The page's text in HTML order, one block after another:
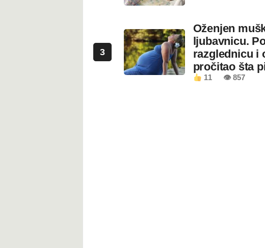
3
Oženjen
ljubavnicu.
razglednicu i
pročitao šta
11 👁 857